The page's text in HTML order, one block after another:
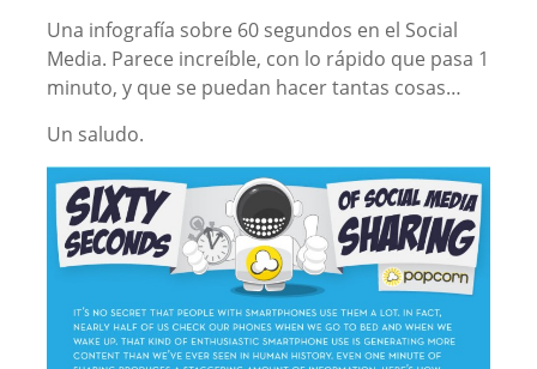
Una infografía sobre 60 segundos en el Social
Media. Parece increíble, con lo rápido que pasa 1
minuto, y que se puedan hacer tantas cosas…
Un saludo.